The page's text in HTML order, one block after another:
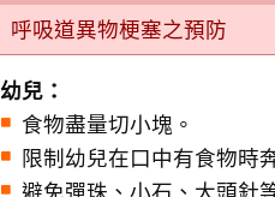
呼吸道異物梗塞之預防
幼兒：
食物盡量切小塊。
限制幼兒在口中有食物時